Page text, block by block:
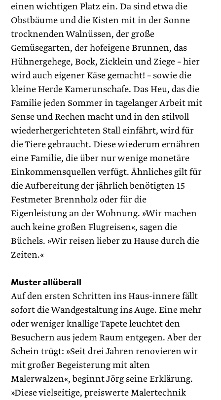
einen wichtigen Platz ein. Da sind etwa die
Obstbäume und die Kisten mit in der Sonne
trocknenden Walnüssen, der große
Gemüsegarten, der hofeigene Brunnen, das
Hühnergehege, Bock, Zicklein und Ziege – hier
wird auch eigener Käse gemacht! – sowie die
kleine Herde Kamerunschafe. Das Heu, das die
Familie jeden Sommer in tagelanger Arbeit mit
Sense und Rechen macht und in den stilvoll
wiederhergerichteten Stall einfährt, wird für
die Tiere gebraucht. Diese wiederum ernähren
eine Familie, die über nur wenige monetäre
Einkommensquellen verfügt. Ähnliches gilt für
die Aufbereitung der jährlich benötigten 15
Festmeter ­Brennholz oder für die
Eigenleistung an der Wohnung. »Wir machen
auch keine großen Flugreisen«, sagen die
Büchels. »Wir reisen lieber zu Hause durch die
Zeiten.«
Muster allüberall
Auf den ersten Schritten ins Haus-innere fällt
sofort die Wandgestaltung ins Auge. Eine mehr
oder weniger knallige Tapete leuchtet den
Besuchern aus jedem Raum entgegen. Aber der
Schein trügt: »Seit drei Jahren renovieren wir
mit großer Begeisterung mit alten
Malerwalzen«, beginnt Jörg seine Erklärung.
»Diese vielseitige, preiswerte Malertechnik